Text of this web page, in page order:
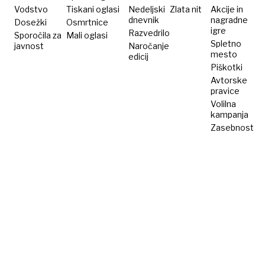
Vodstvo
Dosežki
Sporočila za
javnost
Tiskani oglasi
Osmrtnice
Mali oglasi
Nedeljski
dnevnik
Razvedrilo
Naročanje
edicij
Zlata nit
Akcije in
nagradne
igre
Spletno
mesto
Piškotki
Avtorske
pravice
Volilna
kampanja
Zasebnost